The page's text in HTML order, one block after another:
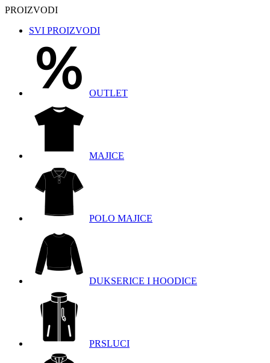
PROIZVODI
SVI PROIZVODI
OUTLET
MAJICE
POLO MAJICE
DUKSERICE I HOODICE
PRSLUCI